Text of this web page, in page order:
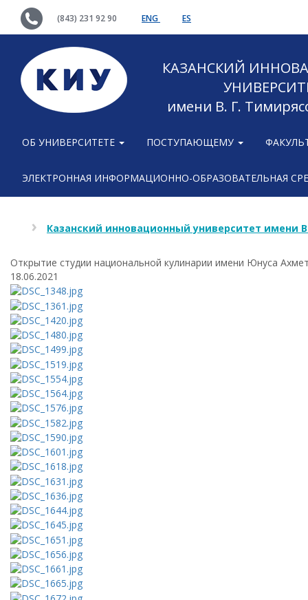
(843) 231 92 90 ENG ES
КАЗАНСКИЙ
имени В. Г.
ОБ УНИВЕРСИТЕТЕ ПОСТУПАЮЩЕМУ
ЭЛЕКТРОННАЯ ИНФОРМАЦИОННО-ОБРАЗОВАТЕЛЬНАЯ
Казанский инновационный университет имени
Открытие студии национальной кулинарии имени Юнуса
18.06.2021